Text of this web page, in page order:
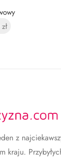
zł
z
kraju.